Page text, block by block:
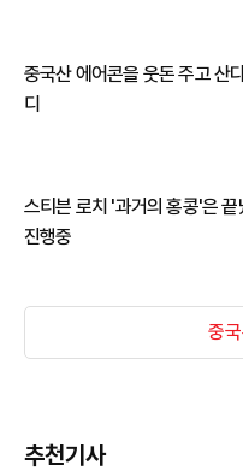
중국산 에어콘을 웃돈 주고 산
디
스티븐 로치 '과거의 홍콩'은
진행중
중
추천기사